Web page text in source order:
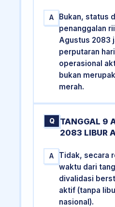
A
Bukan, status
penanggalan
Agustus 2083
perputaran
operasional
bukan
merah.
Q
TANGGAL 9
2083 LIBUR
A
Tidak, secara
waktu dari
divalidasi
aktif (tanpa
nasional).